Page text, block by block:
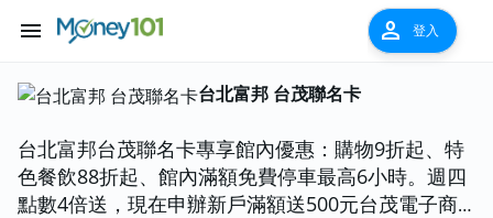
menu person 登入
台北富邦 台茂聯名卡
台北富邦台茂聯名卡專享館內優惠：購物9折起、特
色餐飲88折起、館內滿額免費停車最高6小時。週四
點數4倍送，現在申辦新戶滿額送500元台茂電子商